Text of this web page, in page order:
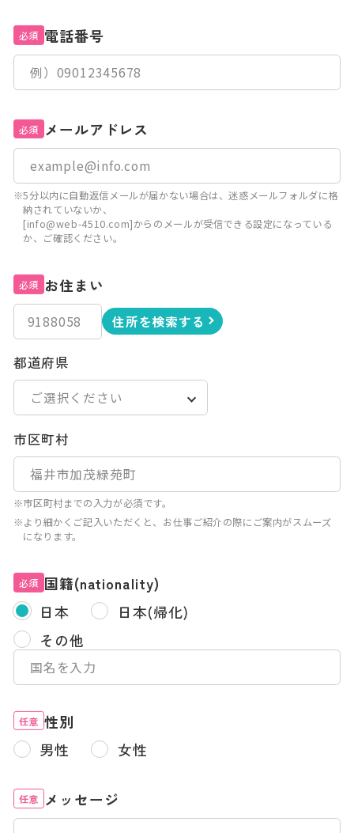
必須 電話番号
必須 メールアドレス
※5分以内に自動返信メールが届かない場合は、迷惑メールフォルダに格
納されていないか、
[info@web-4510.com]からのメールが受信できる設定になっている
か、ご確認ください。
必須 お住まい
住所を検索する
都道府県
市区町村
※市区町村までの入力が必須です。
※より細かくご記入いただくと、お仕事ご紹介の際にご案内がスムーズ
になります。
必須 国籍(nationality)
日本
日本(帰化)
その他
任意 性別
男性
女性
任意 メッセージ